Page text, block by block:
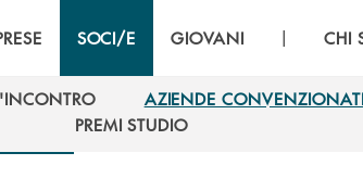
SOCI/E GIOVANI | CHI
AZIENDE
AZIENDE CONVENZIONATE
PREMI STUDIO